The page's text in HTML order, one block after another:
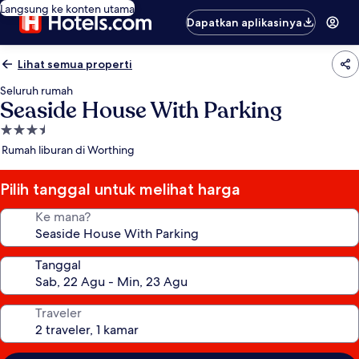
Langsung ke konten utama
Dapatkan aplikasinya
Lihat semua properti
Seluruh rumah
Seaside House With Parking
Properti
bintang
Rumah liburan di Worthing
Pilih tanggal untuk melihat harga
Ke mana?
Tanggal
Traveler